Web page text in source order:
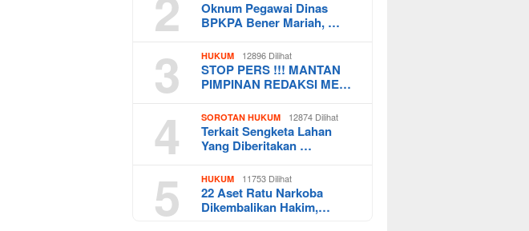
Oknum Pegawai Dinas
BPKPA Bener Mariah, …
3 HUKUM 12896 Dilihat
STOP PERS !!! MANTAN
PIMPINAN REDAKSI ME…
4 SOROTAN HUKUM 12874 Dilihat
Terkait Sengketa Lahan
Yang Diberitakan …
5 HUKUM 11753 Dilihat
22 Aset Ratu Narkoba
Dikembalikan Hakim,…